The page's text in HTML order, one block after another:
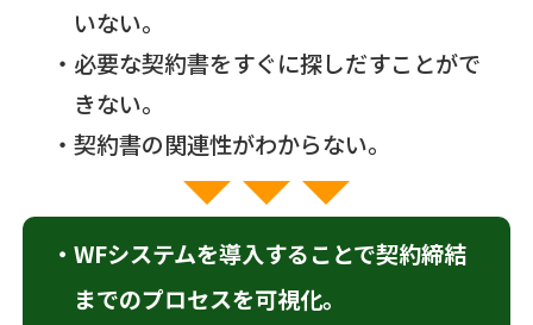
いない。
必要な契約書をすぐに探しだすことがで
きない。
契約書の関連性がわからない。
WFシステムを導入することで契約締結
までのプロセスを可視化。